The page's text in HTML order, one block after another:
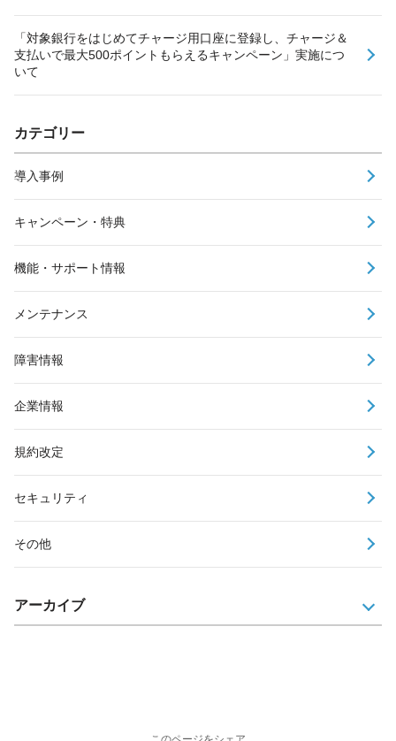
「対象銀行をはじめてチャージ用口座に登録し、チャージ＆
支払いで最大500ポイントもらえるキャンペーン」実施につ
いて
カテゴリー
導入事例
キャンペーン・特典
機能・サポート情報
メンテナンス
障害情報
企業情報
規約改定
セキュリティ
その他
アーカイブ